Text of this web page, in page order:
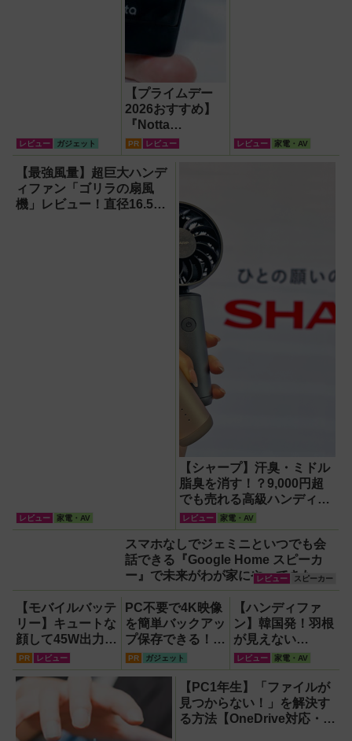
レビュー ガジェット
【プライムデー
2026おすすめ】
『Notta
Memo（ノッタ
メモ）Type C』
録音からAI自動文
字起こし・翻訳・
要約までこなすAI
ボイスレコーダ
ー！【議事録作
PR レビュー レビュー 家電・AV
【最強風量】超巨大ハンデ
ィファン「ゴリラの扇風
機」レビュー！直径16.5cm
レビュー 家電・AV
【シャープ】汗臭・ミドル
脂臭を消す！？9,000円超
でも売れる高級ハンディフ
ァン『PJ-HS01』が凄すぎ
る
レビュー 家電・AV
スマホなしでジェミニといつでも会
話できる『Google Home スピーカ
ー』で未来がわが家にやってきた！
【なぜなぜ期対策にも】
レビュー スピーカー
【モバイルバッテ
リー】キュートな
顔して45W出力＆
4台同時充電の本
格派『RORRY
CharmGo オール
インミニ』でスマ
ホもモバイルファ
ンもノートPCも
PR レビュー
PC不要で4K映像
を簡単バックアッ
プ保存できる！プ
ロスペックのハイ
ビジョンレコーダ
ー『HVE705-
PRO』
PR ガジェット
【ハンディファ
ン】韓国発！羽根
が見えない
『baramood（パ
ラムード）』4種
使い比べ
レビュー 家電・AV
【PC1年生】「ファイルが
見つからない！」を解決す
る方法【OneDrive対応・